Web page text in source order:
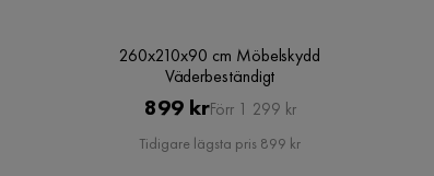
260x210x90 cm Möbelskydd
Väderbeständigt
Pris
899 kr Original
Pris
Förr 1 299 kr
Tidigare lägsta pris 899 kr